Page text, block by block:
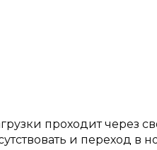
проходит через
и переход в